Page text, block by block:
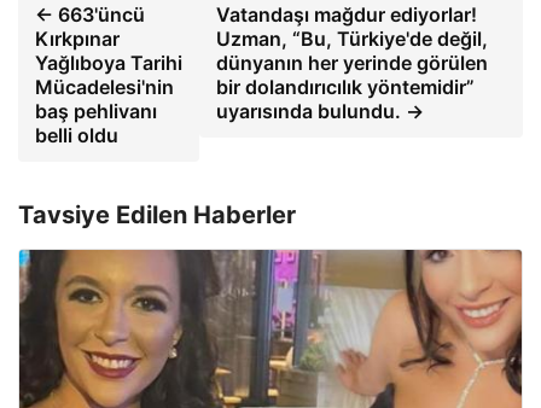
← 663'üncü
Kırkpınar
Yağlıboya Tarihi
Mücadelesi'nin
baş pehlivanı
belli oldu
Vatandaşı mağdur ediyorlar!
Uzman, “Bu, Türkiye'de değil,
dünyanın her yerinde görülen
bir dolandırıcılık yöntemidir”
uyarısında bulundu. →
Tavsiye Edilen Haberler